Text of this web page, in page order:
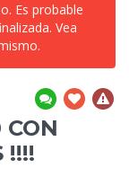
Es probable
Vea
!!!!